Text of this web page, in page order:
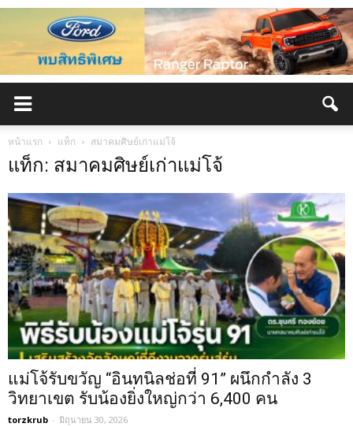
หน้าแรก แท็ก สมาคมศิษย์เก่าแม่โจ้
แท็ก: สมาคมศิษย์เก่าแม่โจ้
แม่โจ้รับขวัญ “อินทนิลช่อที่ 91” ผนึกกำลัง 3
วิทยาเขต รับน้องยิ่งใหญ่กว่า 6,400 คน
torzkrub - มิถุนายน 30, 2026